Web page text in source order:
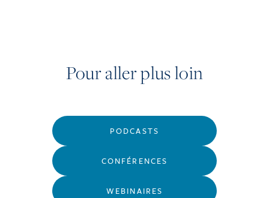
Pour aller plus loin
PODCASTS
CONFÉRENCES
WEBINAIRES